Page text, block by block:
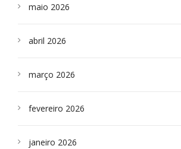
maio 2026
abril 2026
março 2026
fevereiro 2026
janeiro 2026